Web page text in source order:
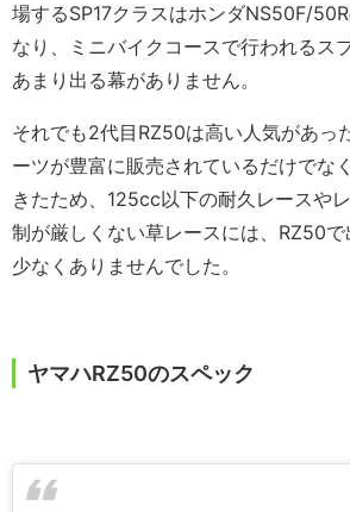
場するSP17クラスはホンダNS50F/
なり、ミニバイクコースで行われるス
あまり出る幕がありません。
それでも2代目RZ50は高い人気があっ
ーツが豊富に販売されているだけでな
きたため、125cc以下の耐久レースや
制が厳しくない草レースには、RZ50
少なくありませんでした。
ヤマハRZ50のスペック